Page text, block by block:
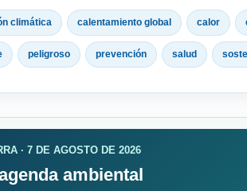
climática calentamiento global calor
peligroso prevención salud
· 7 DE AGOSTO DE 2026
ambiental